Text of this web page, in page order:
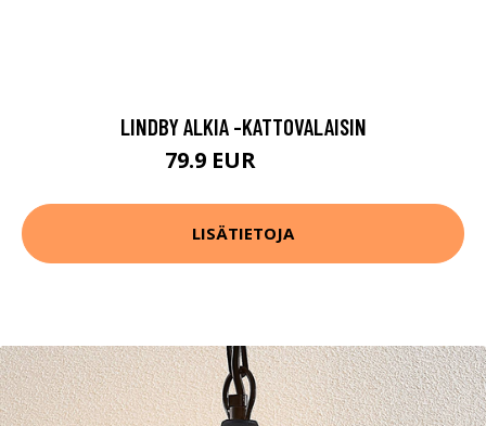
LINDBY ALKIA -KATTOVALAISIN
79.9 EUR
LISÄTIETOJA